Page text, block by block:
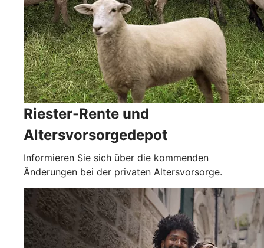
Riester-Rente und
Altersvorsorgedepot
Informieren Sie sich über die kommenden
Änderungen bei der privaten Altersvorsorge.